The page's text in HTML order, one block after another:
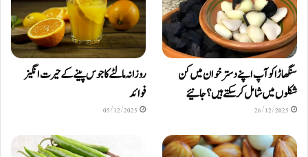
سنگھاڑا کو آپ اپنے دستر خوان میں کن
شکلوں میں شامل کرسکتے ہیں ؟ جانیئے
26/12/2025
روزانہ مالٹے کا جوس پینے کے حیرت انگیز
فوائد
05/12/2025